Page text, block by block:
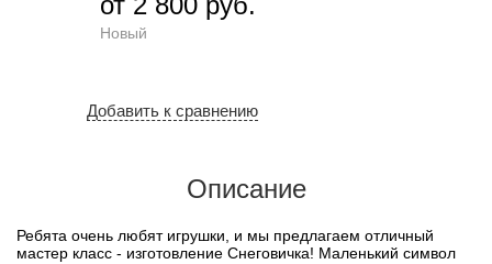
Новый
Добавить к сравнению
Описание
Ребята очень любят игрушки, и мы предлагаем отличный
мастер класс - изготовление Снеговичка! Маленький символ